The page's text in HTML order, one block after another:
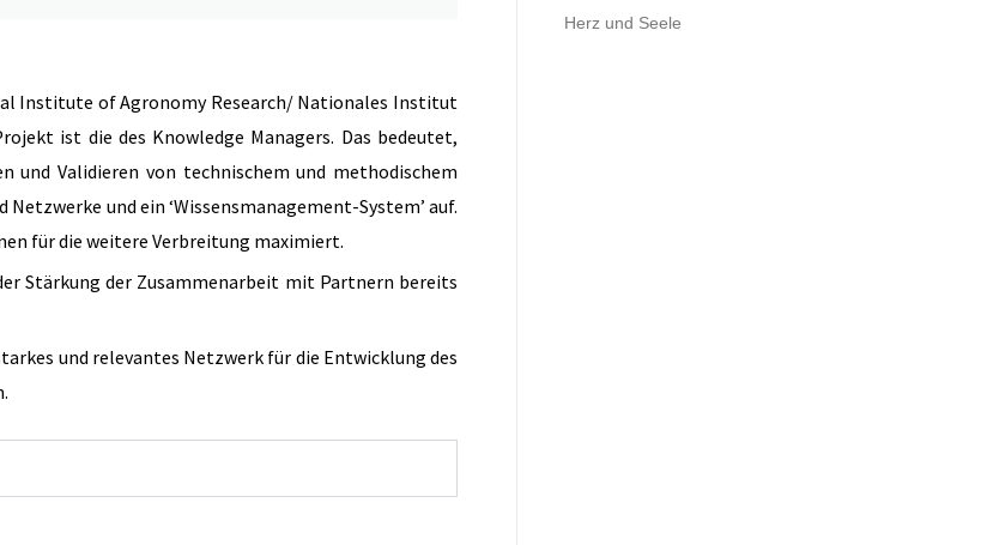
Institute of Agronomy Research/ Nationales Institut
ist die des Knowledge Managers. Das bedeutet,
und Validieren von technischem und methodischem
und ein ‘Wissensmanagement-System’ auf.
für die weitere Verbreitung maximiert.
Stärkung der Zusammenarbeit mit Partnern bereits
und relevantes Netzwerk für die Entwicklung des
Herz und Seele